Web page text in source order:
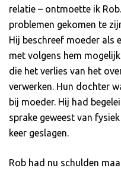
relatie – ontmoette ik
problemen gekomen te
Hij beschreef moeder als
met volgens hem
die het verlies van het
verwerken. Hun dochter
bij moeder. Hij had
sprake geweest van
keer geslagen.
Rob had nu schulden